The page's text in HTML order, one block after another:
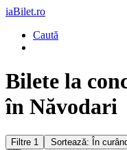
iaBilet.ro
Caută
Bilete la
în Năvodari
Filtre 1
Sortează: În